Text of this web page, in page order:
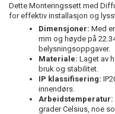
Dette Monteringssett med
for effektiv installasjon og
Dimensjoner: Med
mm og høyde på
belysningsoppgaver.
Materiale: Laget av
bruk og stabilitet.
IP klassifisering:
innendørs.
Arbeidstemperatur:
grader Celsius, noe